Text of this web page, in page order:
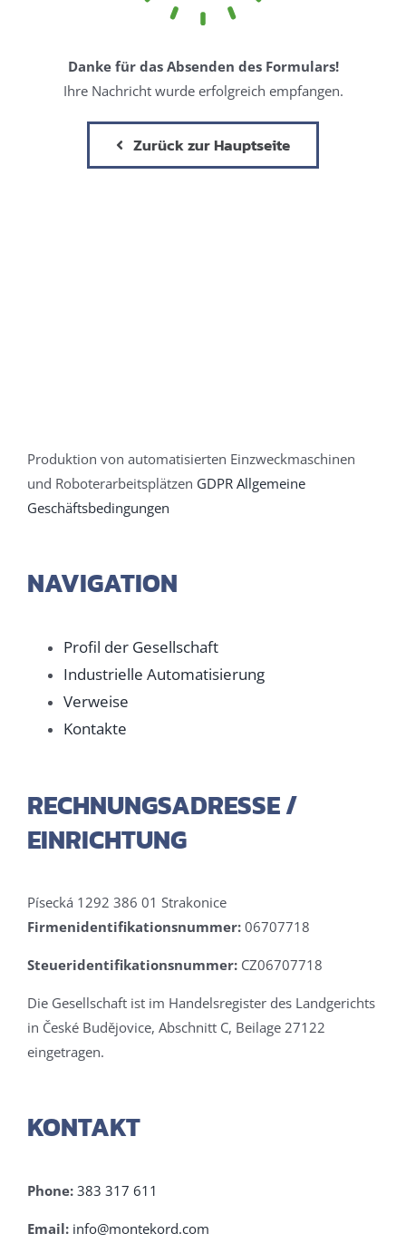
Danke für das Absenden des Formulars!
Ihre Nachricht wurde erfolgreich empfangen.
Zurück zur Hauptseite
Produktion von automatisierten Einzweckmaschinen
und Roboterarbeitsplätzen GDPR Allgemeine
Geschäftsbedingungen
NAVIGATION
Profil der Gesellschaft
Industrielle Automatisierung
Verweise
Kontakte
RECHNUNGSADRESSE /
EINRICHTUNG
Písecká 1292 386 01 Strakonice
Firmenidentifikationsnummer: 06707718
Steueridentifikationsnummer: CZ06707718
Die Gesellschaft ist im Handelsregister des Landgerichts
in České Budějovice, Abschnitt C, Beilage 27122
eingetragen.
KONTAKT
Phone: 383 317 611
Email: info@montekord.com